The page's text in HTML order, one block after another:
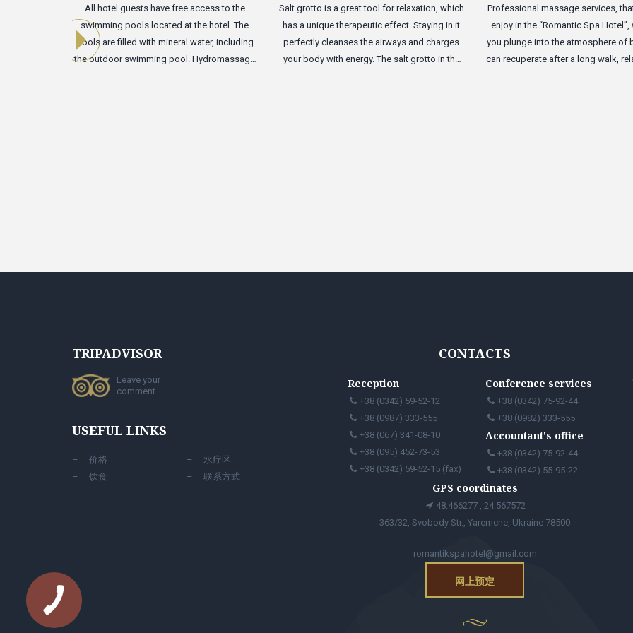
All hotel guests have free access to the
swimming pools located at the hotel. The
pools are filled with mineral water, including
the outdoor swimming pool. Hydromassage
Salt grotto is a great tool for relaxation, which
has a unique therapeutic effect. Staying in it
perfectly cleanses the airways and charges
your body with energy. The salt grotto in the
Professional massage services,
enjoy in the “Romantic Spa Hotel”,
you plunge into the atmosphere of
can recuperate after a long walk,
TRIPADVISOR
Leave your
comment
USEFUL LINKS
价格
饮食
水疗区
联系方式
CONTACTS
Reception
+38 (0342) 59-52-12
+38 (0987) 333-555
+38 (067) 341-08-10
+38 (095) 452-73-53
+38 (0342) 59-52-15 (fax)
Conference services
+38 (0342) 75-92-44
+38 (0982) 333-555
Accountant's office
+38 (0342) 75-92-44
+38 (0342) 55-95-22
GPS coordinates
48.466277 , 24.567572
363/32, Svobody Str., Yaremche, Ukraine 78500
romantikspahotel@gmail.com
网上预定